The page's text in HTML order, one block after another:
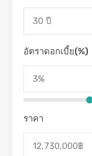
30 ปี
อัตราดอกเบี้ย(%)
ราคา